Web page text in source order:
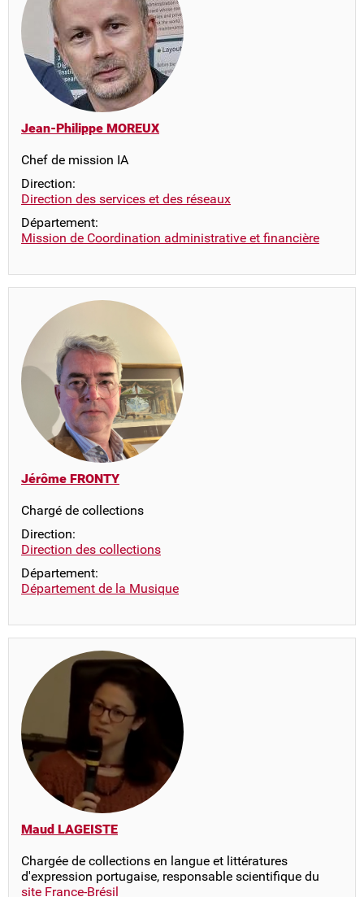
Jean-Philippe MOREUX
Chef de mission IA
Direction:
Direction des services et des réseaux
Département:
Mission de Coordination administrative et financière
Jérôme FRONTY
Chargé de collections
Direction:
Direction des collections
Département:
Département de la Musique
Maud LAGEISTE
Chargée de collections en langue et littératures
d'expression portugaise, responsable scientifique du
site France-Brésil